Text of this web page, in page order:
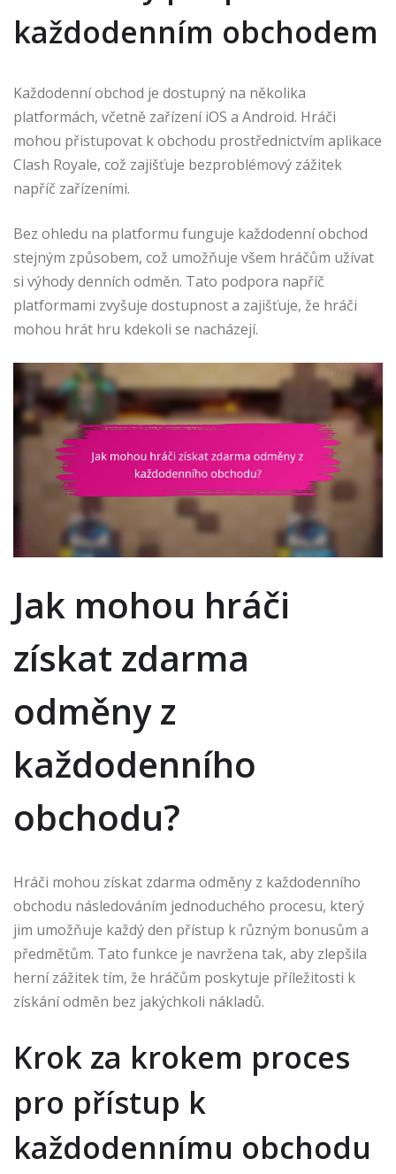
každodenním obchodem
Každodenní obchod je dostupný na několika
platformách, včetně zařízení iOS a Android. Hráči
mohou přistupovat k obchodu prostřednictvím aplikace
Clash Royale, což zajišťuje bezproblémový zážitek
napříč zařízeními.
Bez ohledu na platformu funguje každodenní obchod
stejným způsobem, což umožňuje všem hráčům užívat
si výhody denních odměn. Tato podpora napříč
platformami zvyšuje dostupnost a zajišťuje, že hráči
mohou hrát hru kdekoli se nacházejí.
Jak mohou hráči
získat zdarma
odměny z
každodenního
obchodu?
Hráči mohou získat zdarma odměny z každodenního
obchodu následováním jednoduchého procesu, který
jim umožňuje každý den přístup k různým bonusům a
předmětům. Tato funkce je navržena tak, aby zlepšila
herní zážitek tím, že hráčům poskytuje příležitosti k
získání odměn bez jakýchkoli nákladů.
Krok za krokem proces
pro přístup k
každodennímu obchodu